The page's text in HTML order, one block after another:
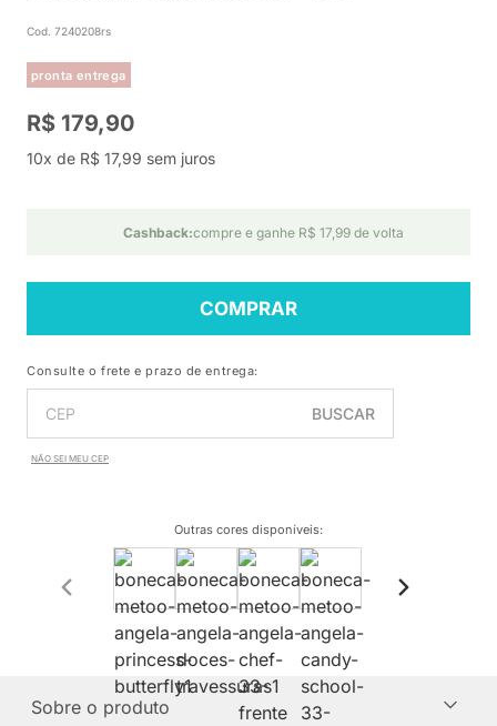
Cod. 7240208rs
pronta entrega
R$ 179,90
10x de R$ 17,99 sem juros
Cashback:compre e ganhe R$ 17,99 de volta
COMPRAR
Consulte o frete e prazo de entrega:
BUSCAR
NÃO SEI MEU CEP
Outras cores disponíveis:
Sobre o produto